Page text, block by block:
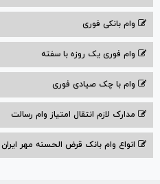
وام بانکی فوری
وام فوری یک روزه با سفته
وام با‌ چک صیادی‌ فوری
مدارک لازم انتقال امتیاز وام رسالت
انواع وام بانک قرض الحسنه مهر ایران ۱۴۰۴